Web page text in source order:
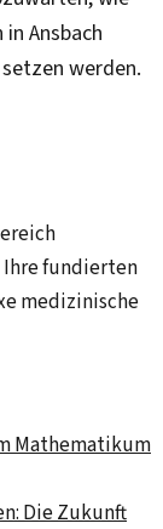
Ansbach
werden.
fundierten
medizinische
Mathematikum
Die Zukunft